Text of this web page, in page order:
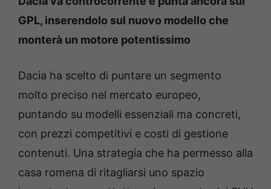
GPL, inserendolo sul nuovo modello che
monterà un motore potentissimo
Dacia ha scelto di puntare un segmento
molto preciso nel mercato europeo,
puntando su modelli essenziali ma concreti,
con prezzi competitivi e costi di gestione
contenuti. Una strategia che ha permesso alla
casa romena di ritagliarsi uno spazio